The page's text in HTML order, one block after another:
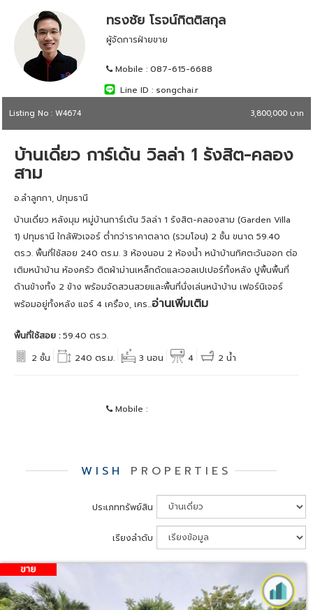
ทรงชัย โรจน์กิตติสกุล
ผู้จัดการฝ่ายขาย
Mobile : 087-615-6688
Line ID : songchai.r
Listing No : W4674 3,800,000 บาท
บ้านเดี่ยว การ์เด้น วิลล่า 1 รังสิต-คลอง
สาม
อ.ลำลูกกา, ปทุมธานี
บ้านเดี่ยว หลังมุม หมู่บ้านการ์เด้น วิลล่า 1 รังสิต-คลองสาม (Garden Villa
1) ปทุมธานี ใกล้ฟิวเจอร์ ต่ำกว่าราคาตลาด (รวมโอน) 2 ชั้น ขนาด 59.40
ตร.ว. พื้นที่ใช้สอย 240 ตร.ม. 3 ห้องนอน 2 ห้องน้ำ หน้าบ้านทิศตะวันออก ต่อ
เติมหน้าบ้าน ห้องครัว ติดผ้าม่านเหล็กดัดและวอลเปเปอร์ทั้งหลัง ปูพื้นพื้นที่
ด้านข้างทั้ง 2 ข้าง พร้อมจัดสวนสวยและพื้นที่นั่งเล่นหน้าบ้าน เฟอร์นิเจอร์
พร้อมอยู่ทั้งหลัง แอร์ 4 เครื่อง, เคร...อ่านเพิ่มเติม
พื้นที่ใช้สอย :59.40 ตร.ว.
2 ชั้น
240 ตร.ม. 3 นอน 4 2 น้ำ
Mobile :
WISH PROPERTIES
ประเภททรัพย์สิน
เรียงลำดับ